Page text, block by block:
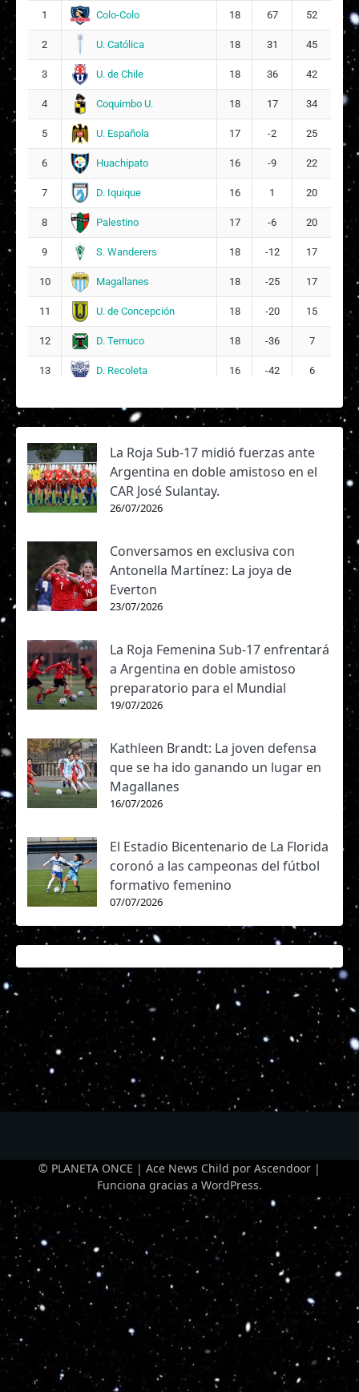
M Martina Paskal Osandon Matamala
16
18
Martina Antonia Maldonado Urquieta
8
1 Colo-Colo 18 67 52
2 U. Católica 18 31 45
3 U. de Chile 18 36 42
4 Coquimbo U. 18 17 34
5 U. Española 17 -2 25
6 Huachipato 16 -9 22
7 D. Iquique 16 1 20
8 Palestino 17 -6 20
9 S. Wanderers 18 -12 17
10 Magallanes 18 -25 17
11 U. de Concepción 18 -20 15
12 D. Temuco 18 -36 7
13 D. Recoleta 16 -42 6
La Roja Sub-17 midió fuerzas ante
Argentina en doble amistoso en el
CAR José Sulantay.
26/07/2026
Conversamos en exclusiva con
Antonella Martínez: La joya de
Everton
23/07/2026
La Roja Femenina Sub-17 enfrentará
a Argentina en doble amistoso
preparatorio para el Mundial
19/07/2026
Kathleen Brandt: La joven defensa
que se ha ido ganando un lugar en
Magallanes
16/07/2026
El Estadio Bicentenario de La Florida
coronó a las campeonas del fútbol
formativo femenino
07/07/2026
© PLANETA ONCE | Ace News Child por Ascendoor |
Funciona gracias a WordPress.
Optimized by Seraphinite Accelerator
Turns on site high speed to be attractive for people and search engines.